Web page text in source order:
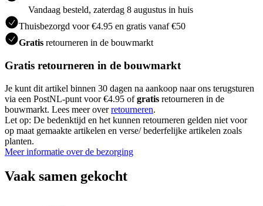
Vandaag besteld, zaterdag 8 augustus in huis
Thuisbezorgd voor €4.95 en gratis vanaf €50
Gratis retourneren in de bouwmarkt
Gratis retourneren in de bouwmarkt
Je kunt dit artikel binnen 30 dagen na aankoop naar ons terugsturen
via een PostNL-punt voor €4.95 ofgratis retourneren in de
bouwmarkt. Lees meer overretourneren.
Let op: De bedenktijd en het kunnen retourneren gelden niet voor
op maat gemaakte artikelen en verse/ bederfelijke artikelen zoals
planten.
Meer informatie over de bezorging
Vaak samen gekocht